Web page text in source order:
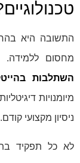
התשובה היא
מחסום ללמידה.
השתלבות
מיומנויות
ניסיון מקצועי קודם.
לא כל תפקיד